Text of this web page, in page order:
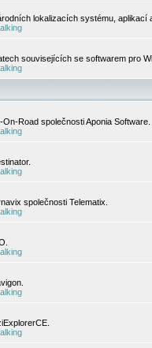
lokalizacích systému, aplikací
souvisejících se softwarem pro
Road společnosti Aponia Software.
společnosti Telematix.